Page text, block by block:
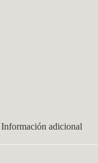
Información adicional